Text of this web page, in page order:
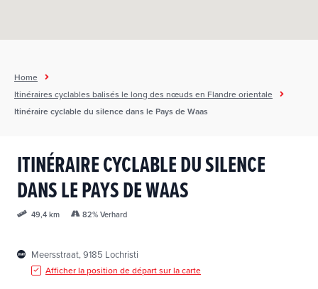
ITINÉRAIRE CYCLABLE DU SILENCE
DANS LE PAYS DE WAAS
49,4 km 82% Verhard
Meersstraat, 9185 Lochristi
Afficher la position de départ sur la carte
Home
Itinéraires cyclables balisés le long des nœuds en Flandre orientale
Itinéraire cyclable du silence dans le Pays de Waas